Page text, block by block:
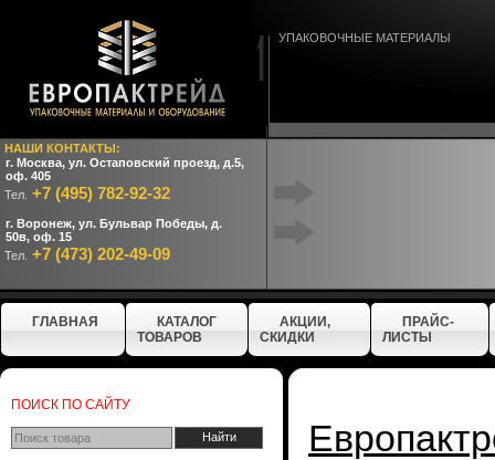
НАШИ КОНТАКТЫ:
г. Москва, ул. Остаповский проезд, д.5,
оф. 405
Тел. +7 (495) 782-92-32
г. Воронеж, ул. Бульвар Победы, д.
50в, оф. 15
Тел. +7 (473) 202-49-09
УПАКОВОЧНЫЕ МАТЕРИАЛЫ
ГЛАВНАЯ
КАТАЛОГ
ТОВАРОВ
АКЦИИ,
СКИДКИ
ПРАЙС-
ЛИСТЫ
ПОИСК ПО САЙТУ